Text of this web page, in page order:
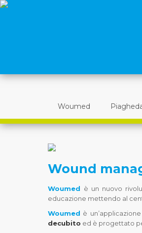
Woumed
Wound
Woumed è un nuovo
educazione mettendo al
Woumed è
decubito ed è progettato